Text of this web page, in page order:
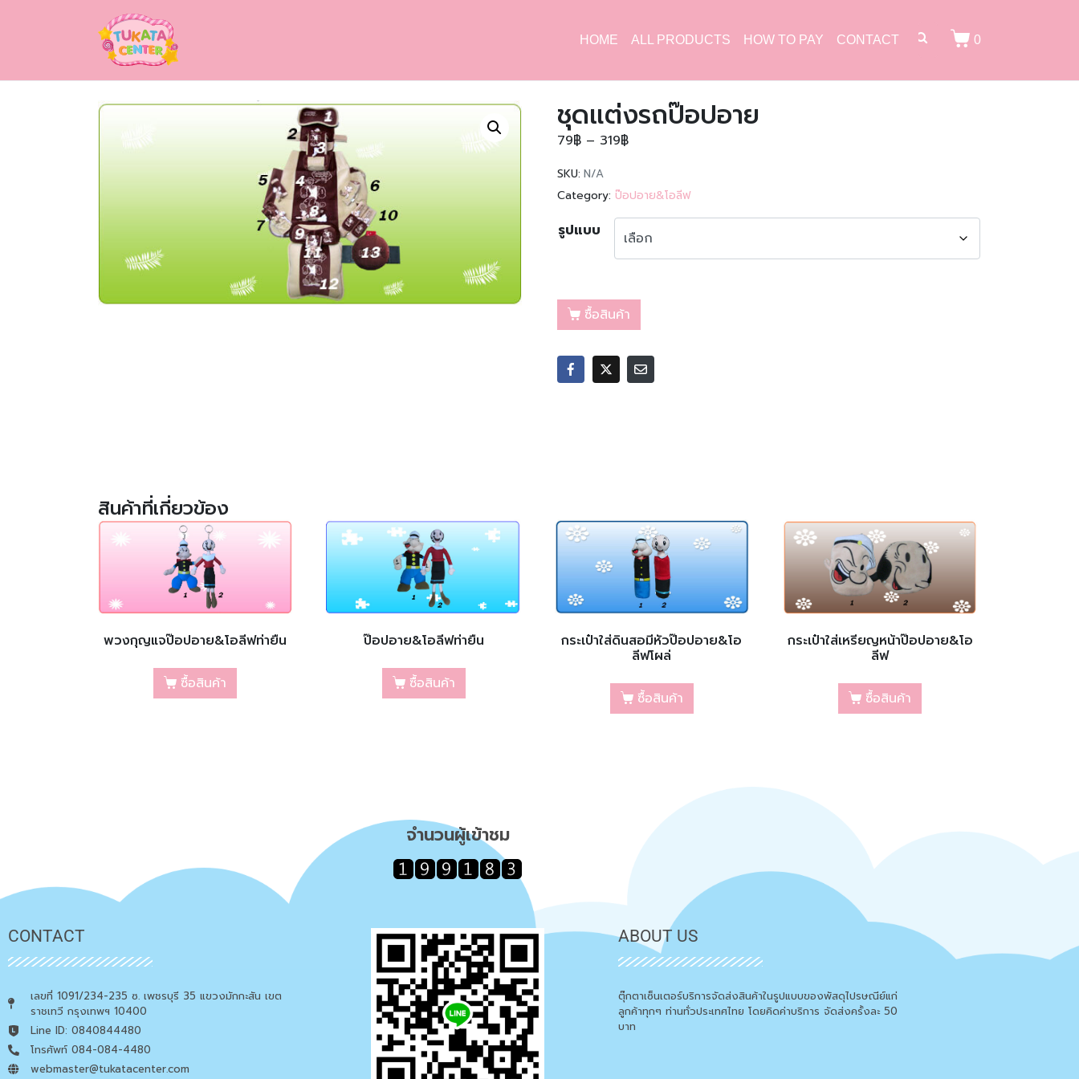
HOME ALL PRODUCTS HOW TO PAY CONTACT 0
ชุดแต่งรถป๊อปอาย
79฿ – 319฿
SKU: N/A
Category: ป๊อปอาย&โอลีฟ
รูปแบบ
ซื้อสินค้า
สินค้าที่เกี่ยวข้อง
พวงกุญแจป๊อปอาย&โอลีฟท่ายืน
ซื้อสินค้า
ป๊อปอาย&โอลีฟท่ายืน
ซื้อสินค้า
กระเป๋าใส่ดินสอมีหัวป๊อปอาย&โอ
ลีฟโผล่
ซื้อสินค้า
กระเป๋าใส่เหรียญหน้าป๊อปอาย&โอ
ลีฟ
ซื้อสินค้า
จำนวนผู้เข้าชม
CONTACT
เลขที่ 1091/234-235 ซ. เพชรบุรี 35 แขวงมักกะสัน เขต
ราชเทวี กรุงเทพฯ 10400
Line ID: 0840844480
โทรศัพท์ 084-084-4480
webmaster@tukatacenter.com
ABOUT US
ตุ๊กตาเซ็นเตอร์บริการจัดส่งสินค้าในรูปแบบของพัสดุไปรษณีย์แก่
ลูกค้าทุกๆ ท่านทั่วประเทศไทย โดยคิดค่าบริการ จัดส่งครั้งละ 50
บาท